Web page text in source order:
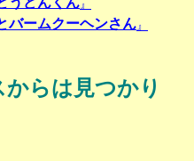
』
バームクーヘンさん』
らは見つかり